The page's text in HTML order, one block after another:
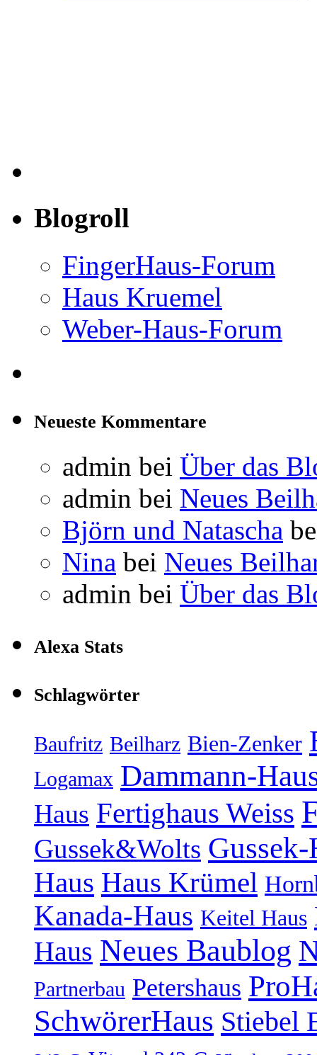
Blogroll
FingerHaus-Forum
Haus Kruemel
Weber-Haus-Forum
Neueste Kommentare
admin bei Über das
admin bei Neues
Björn und Natascha
Nina bei Neues
admin bei Über das
Alexa Stats
Schlagwörter
Baufritz Beilharz Bien-Zenker
Logamax Dammann-
Haus Fertighaus Weiss
Gussek&Wolts Gussek-
Haus Haus Krümel
Kanada-Haus Keitel Haus
Haus Neues Baublog
Partnerbau Petershaus
SchwörerHaus Stiebel